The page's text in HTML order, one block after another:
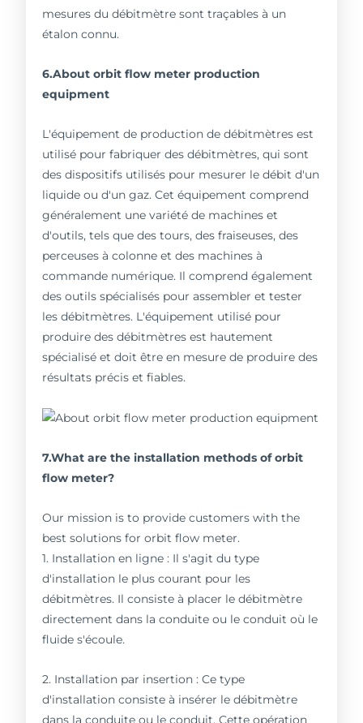
mesures du débitmètre sont traçables à un
étalon connu.
6.About orbit flow meter production
equipment
L'équipement de production de débitmètres est
utilisé pour fabriquer des débitmètres, qui sont
des dispositifs utilisés pour mesurer le débit d'un
liquide ou d'un gaz. Cet équipement comprend
généralement une variété de machines et
d'outils, tels que des tours, des fraiseuses, des
perceuses à colonne et des machines à
commande numérique. Il comprend également
des outils spécialisés pour assembler et tester
les débitmètres. L'équipement utilisé pour
produire des débitmètres est hautement
spécialisé et doit être en mesure de produire des
résultats précis et fiables.
7.What are the installation methods of orbit
flow meter?
Our mission is to provide customers with the
best solutions for orbit flow meter.
1. Installation en ligne : Il s'agit du type
d'installation le plus courant pour les
débitmètres. Il consiste à placer le débitmètre
directement dans la conduite ou le conduit où le
fluide s'écoule.
2. Installation par insertion : Ce type
d'installation consiste à insérer le débitmètre
dans la conduite ou le conduit. Cette opération